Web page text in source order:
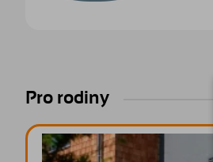
Pro rodiny